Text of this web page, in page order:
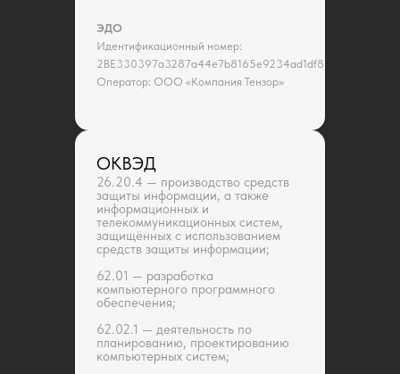
ЭДО
Идентификационный номер:
2BE330397a3287a44e7b8165e9234ad1df8
Оператор: ООО «Компания Тензор»
ОКВЭД
26.20.4 — производство средств
защиты информации, а также
информационных и
телекоммуникационных систем,
защищённых с использованием
средств защиты информации;
62.01 — разработка
компьютерного программного
обеспечения;
62.02.1 — деятельность по
планированию, проектированию
компьютерных систем;